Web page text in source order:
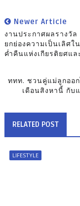
Newer Article
งานประกาศผลรางวั
ยกย่องความเป็นเลิศ
ค่ำคืนแห่งเกียรติยศแ
ททท. ชวนคู่แม่ลูกออ
เดือนสิงหานี้ กับ
RELATED POST
LIFESTYLE